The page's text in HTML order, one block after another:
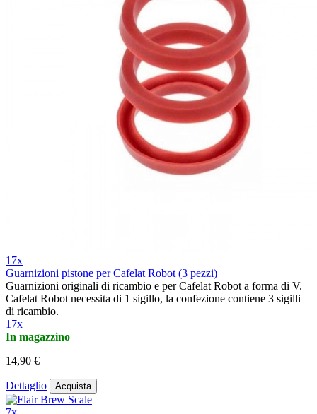
17x
Guarnizioni pistone per Cafelat Robot (3 pezzi)
Guarnizioni originali di ricambio e per Cafelat Robot a forma di V.
Cafelat Robot necessita di 1 sigillo, la confezione contiene 3 sigilli
di ricambio.
17x
In magazzino
14,90 €
Dettaglio Acquista